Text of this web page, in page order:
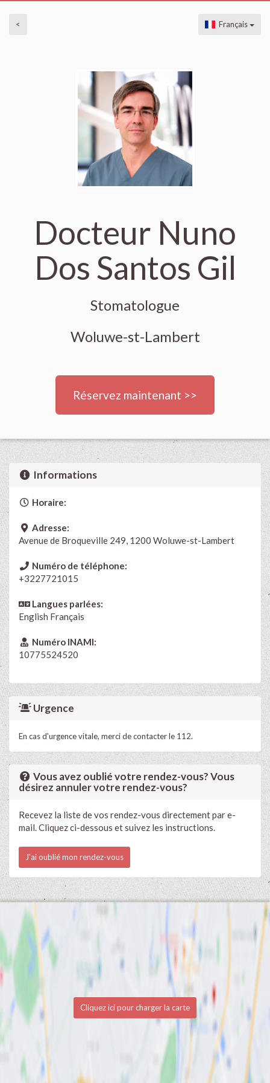
< Français
Docteur Nuno
Dos Santos Gil
Stomatologue
Woluwe-st-Lambert
Réservez maintenant >>
Informations
Horaire:
Adresse:
Avenue de Broqueville 249, 1200 Woluwe-st-Lambert
Numéro de téléphone:
+3227721015
Langues parlées:
English Français
Numéro INAMI:
10775524520
Urgence
En cas d'urgence vitale, merci de contacter le 112.
Vous avez oublié votre rendez-vous? Vous
désirez annuler votre rendez-vous?
Recevez la liste de vos rendez-vous directement par e-
mail. Cliquez ci-dessous et suivez les instructions.
J'ai oublié mon rendez-vous
Cliquez ici pour charger la carte